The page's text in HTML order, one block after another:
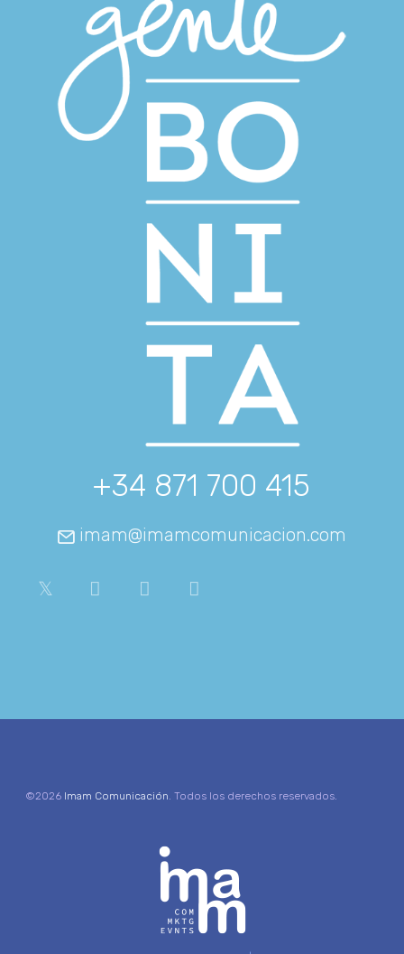
+34 871 700 415
imam@imamcomunicacion.com
©2026 Imam Comunicación. Todos los derechos reservados.